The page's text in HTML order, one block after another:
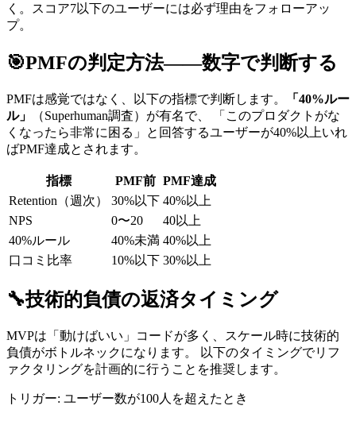
く。スコア7以下のユーザーには必ず理由をフォローアッ
プ。
🎯PMFの判定方法——数字で判断する
PMFは感覚ではなく、以下の指標で判断します。
「40%ルー
ル」
（Superhuman調査）が有名で、 「このプロダクトがな
くなったら非常に困る」と回答するユーザーが40%以上いれ
ばPMF達成とされます。
指標 PMF前 PMF達成
Retention（週次）
30%以下 40%以上
NPS
0〜20
40以上
40%ルール
40%未満 40%以上
口コミ比率
10%以下 30%以上
🔧技術的負債の返済タイミング
MVPは「動けばいい」コードが多く、スケール時に技術的
負債がボトルネックになります。 以下のタイミングでリフ
ァクタリングを計画的に行うことを推奨します。
トリガー: ユーザー数が100人を超えたとき